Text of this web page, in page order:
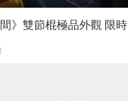
間》雙節棍極品外觀 限時